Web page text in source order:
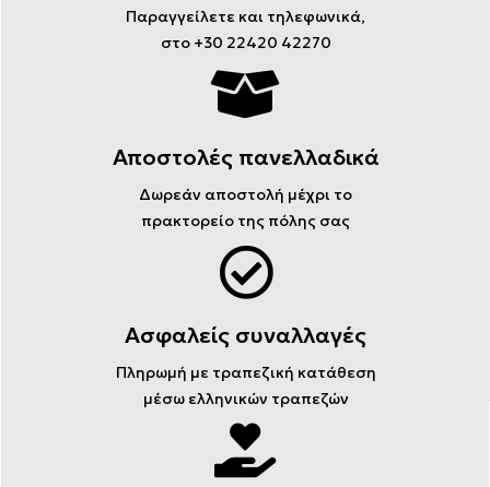
Παραγγείλετε και τηλεφωνικά,
στο +30 22420 42270
Αποστολές πανελλαδικά
Δωρεάν αποστολή μέχρι το
πρακτορείο της πόλης σας
Ασφαλείς συναλλαγές
Πληρωμή με τραπεζική κατάθεση
μέσω ελληνικών τραπεζών